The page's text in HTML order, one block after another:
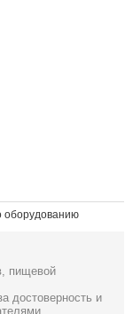
оборудованию
пищевой
достоверность и